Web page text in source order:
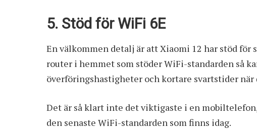
5. Stöd för WiFi 6E
En välkommen detalj är att Xiaomi 12 har stöd för
router i hemmet som stöder WiFi-standarden så
överföringshastigheter och kortare svartstider
Det är så klart inte det viktigaste i en
den senaste WiFi-standarden som finns idag.